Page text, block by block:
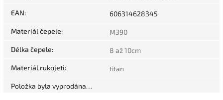
EAN: 606314628345
Materiál čepele: M390
Délka čepele: 8 až 10cm
Materiál rukojeti: titan
Položka byla vyprodána…